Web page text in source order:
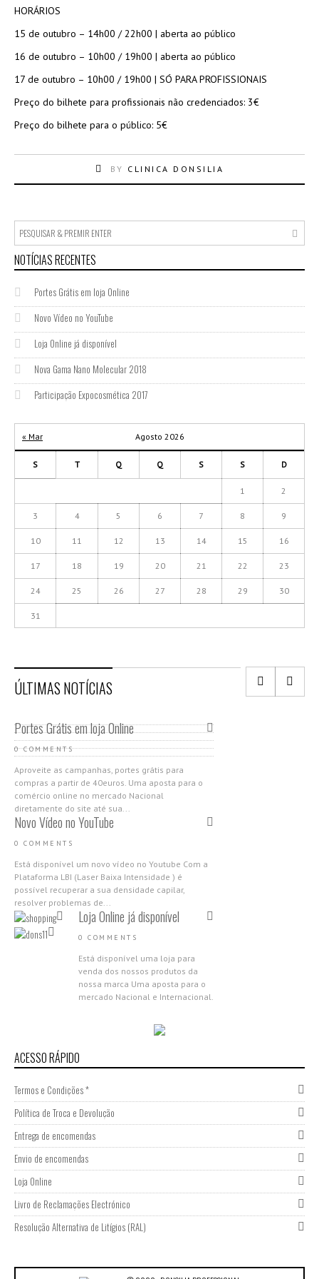
HORÁRIOS
15 de outubro – 14h00 / 22h00 | aberta ao público
16 de outubro – 10h00 / 19h00 | aberta ao público
17 de outubro – 10h00 / 19h00 | SÓ PARA PROFISSIONAIS
Preço do bilhete para profissionais não credenciados: 3€
Preço do bilhete para o público: 5€
BY CLINICA DONSILIA
NOTÍCIAS RECENTES
Portes Grátis em loja Online
Novo Vídeo no YouTube
Loja Online já disponível
Nova Gama Nano Molecular 2018
Participação Expocosmética 2017
Agosto 2026
S T Q Q S S D
« Mar
1 2
3 4 5 6 7 8 9
10 11 12 13 14 15 16
17 18 19 20 21 22 23
24 25 26 27 28 29 30
31
ÚLTIMAS NOTÍCIAS
Portes Grátis em loja Online
0 COMMENTS
Aproveite as campanhas, portes grátis para
compras a partir de 40euros. Uma aposta para o
comércio online no mercado Nacional
diretamente do site até sua...
Novo Vídeo no YouTube
0 COMMENTS
Está disponível um novo vídeo no Youtube Com a
Plataforma LBI (Laser Baixa Intensidade ) é
possível recuperar a sua densidade capilar,
resolver problemas de...
Loja Online já disponível
0 COMMENTS
Está disponível uma loja para
venda dos nossos produtos da
nossa marca Uma aposta para o
mercado Nacional e Internacional.
Nova Gama Nano Molecular
2018
0 COMMENTS
Apresentamos a nova Gama Nano
Molecular da Donsilia
Professional Estamos muito
felizes por partilhar com todas as
porque acreditamos que cada...
Participação Expocosmética
0 COMMENTS
Ultima inovação em Portugal
a Plataforma Laser de
ACESSO RÁPIDO
Termos e Condições *
Política de Troca e Devolução
Entrega de encomendas
Envio de encomendas
Loja Online
Livro de Reclamações Electrónico
Resolução Alternativa de Litígios (RAL)